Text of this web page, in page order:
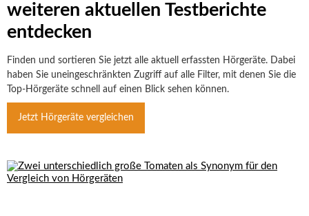
weiteren aktuellen Testberichte
entdecken
Finden und sortieren Sie jetzt alle aktuell erfassten Hörgeräte. Dabei
haben Sie uneingeschränkten Zugriff auf alle Filter, mit denen Sie die
Top-Hörgeräte schnell auf einen Blick sehen können.
Jetzt Hörgeräte vergleichen